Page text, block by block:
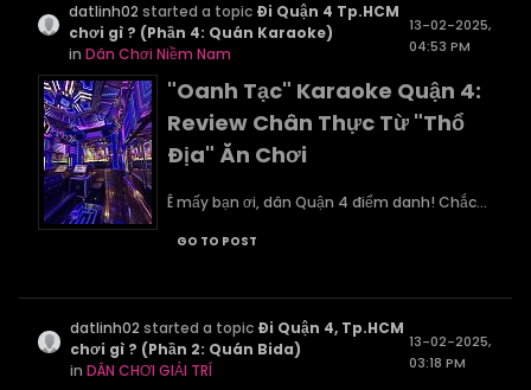
datlinh02 started a topic Đi Quận 4 Tp.HCM
chơi gì ? (Phần 4: Quán Karaoke)
inDân Chơi Niềm Nam
13-02-2025,
04:53 PM
"Oanh Tạc" Karaoke Quận 4:
Review Chân Thực Từ "Thổ
Địa" Ăn Chơi
Ê mấy bạn ơi, dân Quận 4 điểm danh! Chắc...
GO TO POST
datlinh02 started a topic Đi Quận 4, Tp.HCM
chơi gì ? (Phần 2: Quán Bida)
inDÂN CHƠI GIẢI TRÍ
13-02-2025,
03:18 PM